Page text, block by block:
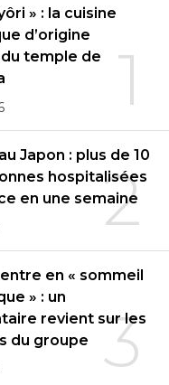
1
» : la cuisine
d’origine
temple de
2
Japon : plus de 10
hospitalisées
en une semaine
3
en « sommeil
» : un
revient sur les
du groupe